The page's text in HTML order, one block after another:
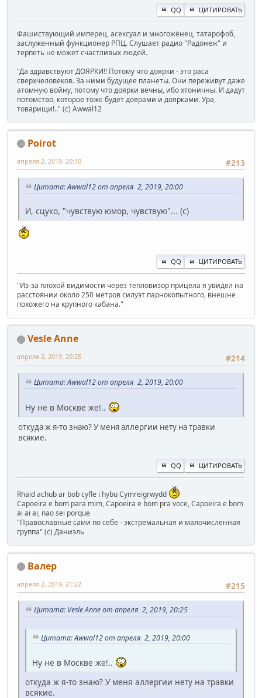
QQ ЦИТИРОВАТЬ
Фашиствующий имперец, асексуал и многожёнец, татарофоб,
заслуженный функционер РПЦ. Слушает радио "Радонеж" и
терпеть не может счастливых людей.
"Да здравствуют ДОЯРКИ!! Потому что доярки - это раса
сверхчеловеков. За ними будущее планеты. Они переживут даже
атомную войну, потому что доярки вечны, ибо хтоничны. И дадут
потомство, которое тоже будет доярами и доярками. Ура,
товарищи!.." (c) Awwal12
Poirot
#213
апреля 2, 2019, 20:10
Цитата: Awwal12 от апреля 2, 2019, 20:00
И, сцуко, "чувствую юмор, чувствую"... (с)
QQ ЦИТИРОВАТЬ
"Из-за плохой видимости через тепловизор прицела я увидел на
расстоянии около 250 метров силуэт парнокопытного, внешне
похожего на крупного кабана."
Vesle Anne
#214
апреля 2, 2019, 20:25
Цитата: Awwal12 от апреля 2, 2019, 20:00
Ну не в Москве же!..
откуда ж я-то знаю? У меня аллергии нету на травки
всякие.
QQ ЦИТИРОВАТЬ
Rhaid achub ar bob cyfle i hybu Cymreigrwydd
Capoeira e bom para mim, Capoeira e bom pra voce, Capoeira e bom
ai ai ai, nao sei porque
"Православные сами по себе - экстремальная и малочисленная
группа" (с) Даниэль
Валер
#215
апреля 2, 2019, 21:22
Цитата: Vesle Anne от апреля 2, 2019, 20:25
Цитата: Awwal12 от апреля 2, 2019, 20:00
Ну не в Москве же!..
откуда ж я-то знаю? У меня аллергии нету на травки
всякие.